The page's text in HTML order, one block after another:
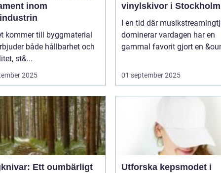
inom
kommer till byggmaterial
både hållbarhet och
st&...
2025
vinylskivor i Stockholm
I en tid där
dominerar vardagen har en
gammal favorit gjort en
01 september 2025
Ett oumbärligt
Utforska kepsmodet i